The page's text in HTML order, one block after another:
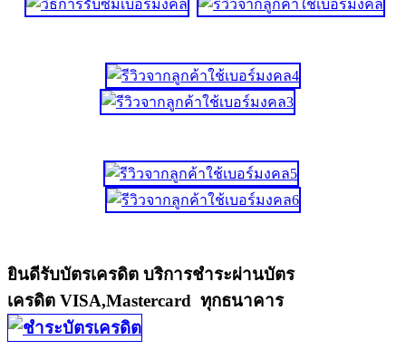
ยินดีรับบัตรเครดิต บริการชำระผ่านบัตร
เครดิต VISA,Mastercard ทุกธนาคาร